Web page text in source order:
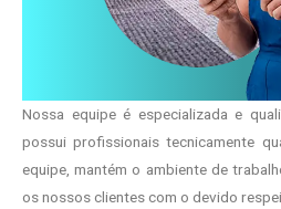
Nossa equipe é especializada e
possui profissionais tecnicamente
equipe, mantém o ambiente de
os nossos clientes com o devido